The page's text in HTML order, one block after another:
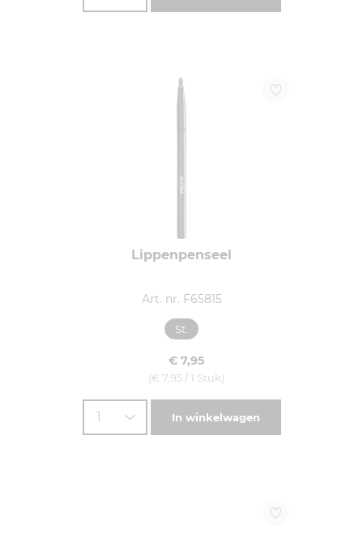
Lippenpenseel
Art. nr. F65815
St.
€ 7,95
(€ 7,95 / 1 Stuk)
1 In winkelwagen